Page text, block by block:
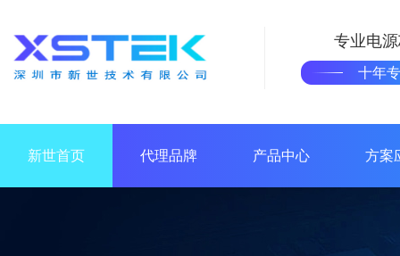
专业电
十年
新世首页 代理品牌 产品中心 方案